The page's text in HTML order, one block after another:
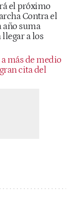
el próximo
Contra el
año suma
llegar a los
más de medio
cita del